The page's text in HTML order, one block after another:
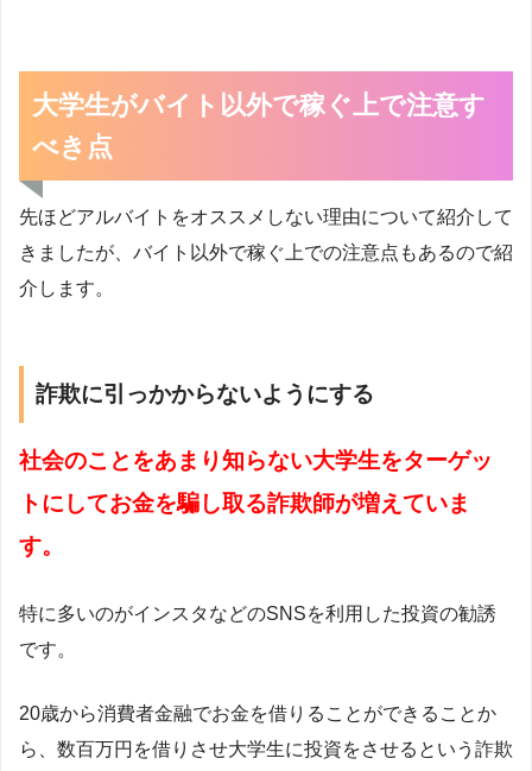
大学生がバイト以外で稼ぐ上で注意す
べき点
先ほどアルバイトをオススメしない理由について紹介して
きましたが、バイト以外で稼ぐ上での注意点もあるので紹
介します。
詐欺に引っかからないようにする
社会のことをあまり知らない大学生をターゲッ
トにしてお金を騙し取る詐欺師が増えていま
す。
特に多いのがインスタなどのSNSを利用した投資の勧誘
です。
20歳から消費者金融でお金を借りることができることか
ら、数百万円を借りさせ大学生に投資をさせるという詐欺